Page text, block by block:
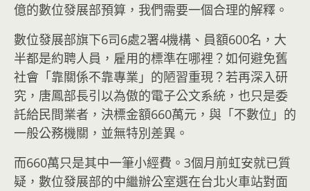
億的數位發展部預算，我們需要一個合理的解釋。
數位發展部旗下6司6處2署4機構、員額600名，大
半都是約聘人員，雇用的標準在哪裡？如何避免舊
社會「靠關係不靠專業」的陋習重現？若再深入研
究，唐鳳部長引以為傲的電子公文系統，也只是委
託給民間業者，決標金額660萬元，與「不數位」的
一般公務機關，並無特別差異。
而660萬只是其中一筆小經費。3個月前虹安就已質
疑，數位發展部的中繼辦公室選在台北火車站對面